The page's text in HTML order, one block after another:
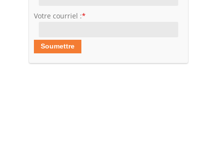
Votre courriel :*